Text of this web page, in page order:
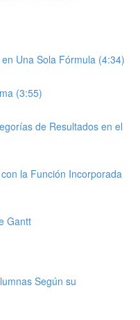
Una Sola Fórmula (4:34)
(3:55)
de Resultados en el
la Función Incorporada
Gantt
Según su